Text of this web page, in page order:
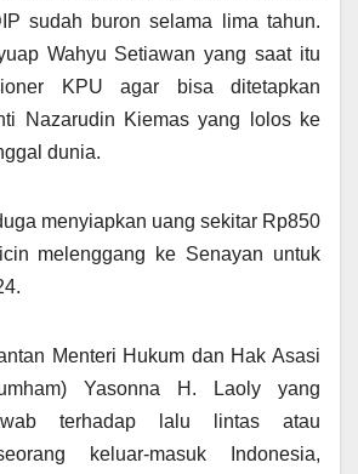
sudah buron selama lima tahun.
Wahyu Setiawan yang saat itu
KPU agar bisa ditetapkan
Nazarudin Kiemas yang lolos ke
dunia.
menyiapkan uang sekitar Rp850
melenggang ke Senayan untuk
Menteri Hukum dan Hak Asasi
Yasonna H. Laoly yang
terhadap lalu lintas atau
keluar-masuk Indonesia,